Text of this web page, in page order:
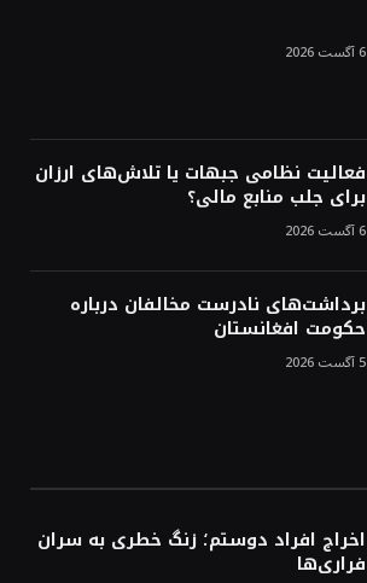
6 آگست 2026
فعالیت نظامی جبهات یا تلاش‌های ارزان
برای جلب منابع مالی؟
6 آگست 2026
برداشت‌های نادرست مخالفان درباره
حکومت افغانستان
5 آگست 2026
اخراج افراد دوستم؛ زنگ خطری به سران
فراری‌ها